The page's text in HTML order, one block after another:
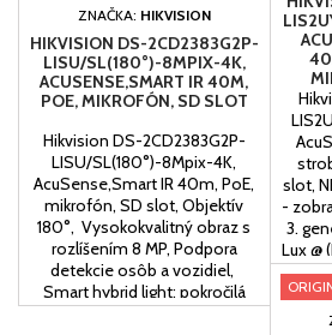
ZNAČKA: HIKVISION
HIKVISION DS-2CD2383G2P-
LISU/SL(180°)-8MPIX-4K,
ACUSENSE,SMART IR 40M,
POE, MIKROFÓN, SD SLOT
Hikvision DS-2CD2383G2P-
LISU/SL(180°)-8Mpix-4K,
AcuSense,Smart IR 40m, PoE,
mikrofón, SD slot, Objektív
180°, Vysokokvalitný obraz s
rozlíšením 8 MP, Podpora
detekcie osôb a vozidiel,
Smart hybrid light: pokročilá
technológia s dlhým
slot,
-
3.
Lux @
4mm,
1/